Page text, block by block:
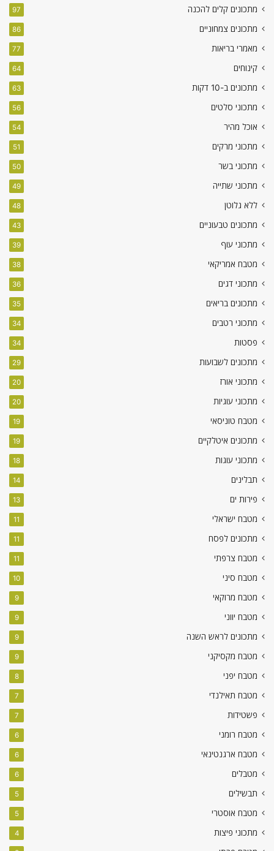
מתכונים קלים להכנה 97
מתכונים צמחוניים 86
מאמרי בריאות 77
קינוחים 64
מתכונים ב-10 דקות 63
מתכוני סלטים 56
אוכל מהיר 54
מתכוני מרקים 51
מתכוני בשר 50
מתכוני שתייה 49
ללא גלוטן 48
מתכונים טבעוניים 43
מתכוני עוף 39
מטבח אמריקאי 38
מתכוני דגים 36
מתכונים בריאים 35
מתכוני רטבים 34
פסטות 34
מתכונים לשבועות 29
מתכוני אורז 20
מתכוני עוגיות 20
מטבח טוניסאי 19
מתכונים איטלקיים 19
מתכוני עוגות 18
תבלינים 14
פירות ים 13
מטבח ישראלי 11
מתכונים לפסח 11
מטבח צרפתי 11
מטבח סיני 10
מטבח מרוקאי 9
מטבח יווני 9
מתכונים לראש השנה 9
מטבח מקסיקני 9
מטבח יפני 8
מטבח תאילנדי 7
פשטידות 7
מטבח רומני 6
מטבח ארגנטינאי 6
מטבלים 6
תבשילים 5
מטבח אוסטרי 5
מתכוני פיצות 4